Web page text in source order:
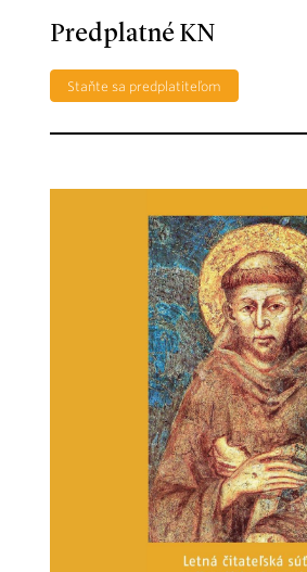
Predplatné KN
Staňte sa predplatiteľom